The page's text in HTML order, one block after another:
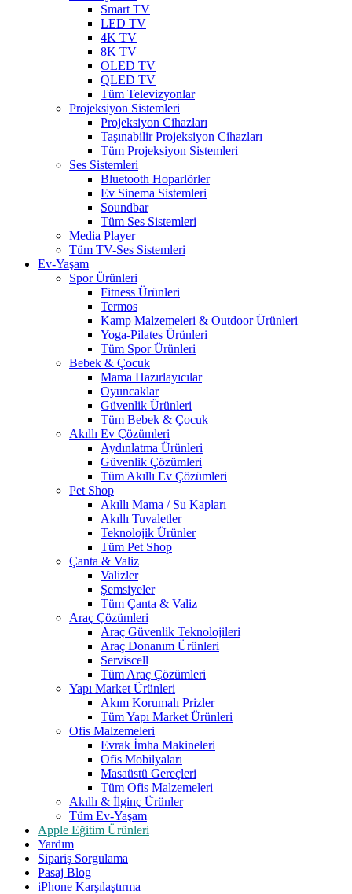
Smart TV
LED TV
4K TV
8K TV
OLED TV
QLED TV
Tüm Televizyonlar
Projeksiyon Sistemleri
Projeksiyon Cihazları
Taşınabilir Projeksiyon Cihazları
Tüm Projeksiyon Sistemleri
Ses Sistemleri
Bluetooth Hoparlörler
Ev Sinema Sistemleri
Soundbar
Tüm Ses Sistemleri
Media Player
Tüm TV-Ses Sistemleri
Ev-Yaşam
Spor Ürünleri
Fitness Ürünleri
Termos
Kamp Malzemeleri & Outdoor Ürünleri
Yoga-Pilates Ürünleri
Tüm Spor Ürünleri
Bebek & Çocuk
Mama Hazırlayıcılar
Oyuncaklar
Güvenlik Ürünleri
Tüm Bebek & Çocuk
Akıllı Ev Çözümleri
Aydınlatma Ürünleri
Güvenlik Çözümleri
Tüm Akıllı Ev Çözümleri
Pet Shop
Akıllı Mama / Su Kapları
Akıllı Tuvaletler
Teknolojik Ürünler
Tüm Pet Shop
Çanta & Valiz
Valizler
Şemsiyeler
Tüm Çanta & Valiz
Araç Çözümleri
Araç Güvenlik Teknolojileri
Araç Donanım Ürünleri
Serviscell
Tüm Araç Çözümleri
Yapı Market Ürünleri
Akım Korumalı Prizler
Tüm Yapı Market Ürünleri
Ofis Malzemeleri
Evrak İmha Makineleri
Ofis Mobilyaları
Masaüstü Gereçleri
Tüm Ofis Malzemeleri
Akıllı & İlginç Ürünler
Tüm Ev-Yaşam
Apple Eğitim Ürünleri
Yardım
Sipariş Sorgulama
Pasaj Blog
iPhone Karşılaştırma